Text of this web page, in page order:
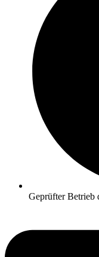
Geprüfter